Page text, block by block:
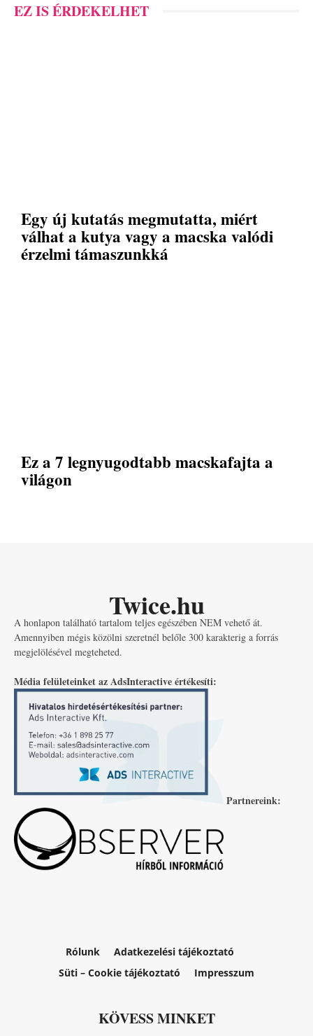
EZ IS ÉRDEKELHET
Egy új kutatás megmutatta, miért
válhat a kutya vagy a macska valódi
érzelmi támaszunkká
Ez a 7 legnyugodtabb macskafajta a
világon
Twice.hu
A honlapon található tartalom teljes egészében NEM vehető át.
Amennyiben mégis közölni szeretnél belőle 300 karakterig a forrás
megjelölésével megteheted.
Média felületeinket az AdsInteractive értékesíti:
Partnereink:
Rólunk
Adatkezelési tájékoztató
Süti – Cookie tájékoztató
Impresszum
KÖVESS MINKET